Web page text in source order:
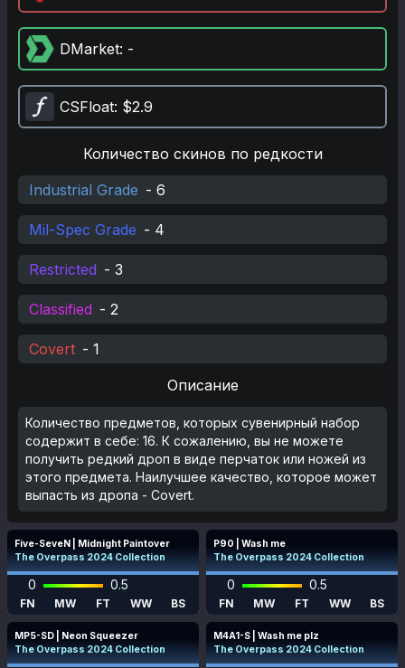
DMarket: -
CSFloat: $2.9
Количество скинов по редкости
Industrial Grade - 6
Mil-Spec Grade - 4
Restricted - 3
Classified - 2
Covert - 1
Описание
Количество предметов, которых сувенирный набор
содержит в себе: 16. К сожалению, вы не можете
получить редкий дроп в виде перчаток или ножей из
этого предмета. Наилучшее качество, которое может
выпасть из дропа - Covert.
Five-SeveN | Midnight Paintover
The Overpass 2024 Collection
0 0.5
FN MW FT WW BS
P90 | Wash me
The Overpass 2024 Collection
0 0.5
FN MW FT WW BS
MP5-SD | Neon Squeezer
The Overpass 2024 Collection
M4A1-S | Wash me plz
The Overpass 2024 Collection